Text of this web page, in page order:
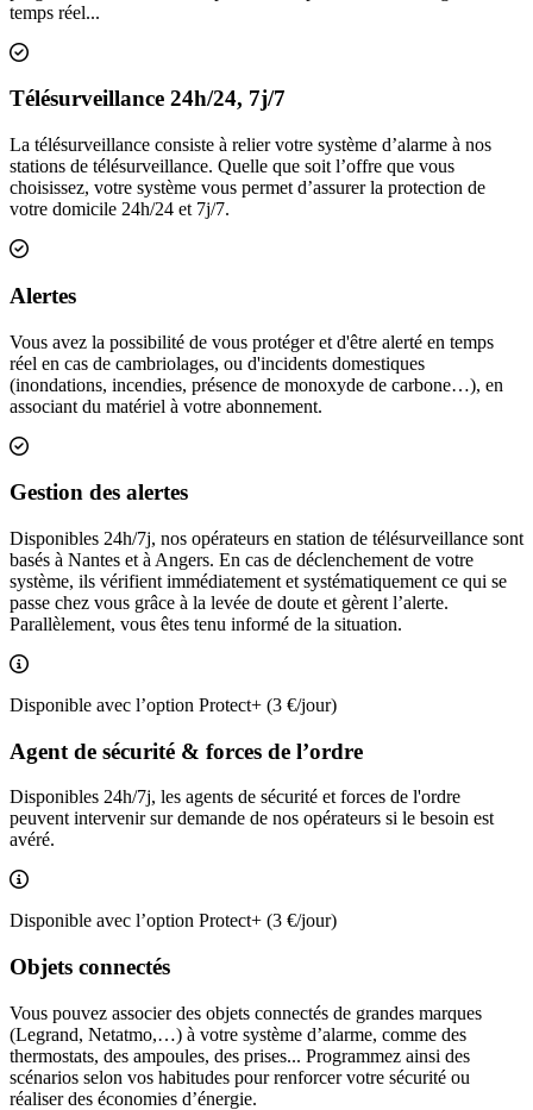
temps réel...
Inclus
Télésurveillance 24h/24, 7j/7
La télésurveillance consiste à relier votre système d’alarme à nos
stations de télésurveillance. Quelle que soit l’offre que vous
choisissez, votre système vous permet d’assurer la protection de
votre domicile 24h/24 et 7j/7.
Inclus
Alertes
Vous avez la possibilité de vous protéger et d'être alerté en temps
réel en cas de cambriolages, ou d'incidents domestiques
(inondations, incendies, présence de monoxyde de carbone…), en
associant du matériel à votre abonnement.
Inclus
Gestion des alertes
Disponibles 24h/7j, nos opérateurs en station de télésurveillance sont
basés à Nantes et à Angers. En cas de déclenchement de votre
système, ils vérifient immédiatement et systématiquement ce qui se
passe chez vous grâce à la levée de doute et gèrent l’alerte.
Parallèlement, vous êtes tenu informé de la situation.
Inclus sous-condition
Disponible avec l’option Protect+ (3 €/jour)
Agent de sécurité & forces de l’ordre
Disponibles 24h/7j, les agents de sécurité et forces de l'ordre
peuvent intervenir sur demande de nos opérateurs si le besoin est
avéré.
Inclus sous-condition
Disponible avec l’option Protect+ (3 €/jour)
Objets connectés
Vous pouvez associer des objets connectés de grandes marques
(Legrand, Netatmo,…) à votre système d’alarme, comme des
thermostats, des ampoules, des prises... Programmez ainsi des
scénarios selon vos habitudes pour renforcer votre sécurité ou
réaliser des économies d’énergie.